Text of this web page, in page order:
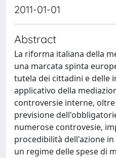
2011-01-01
Abstract
La riforma italiana della
una marcata spinta
tutela dei cittadini e delle
applicativo della
controversie interne,
previsione
numerose controvesie,
procedibilità dell'azione
un regime delle spese di